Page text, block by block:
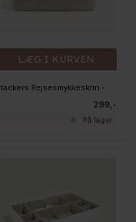
LÆG I KURVEN
299,-
På lager